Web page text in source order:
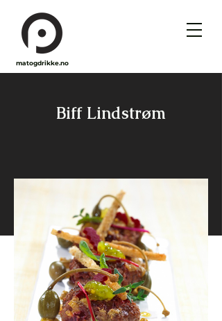
matogdrikke.no
Biff Lindstrøm